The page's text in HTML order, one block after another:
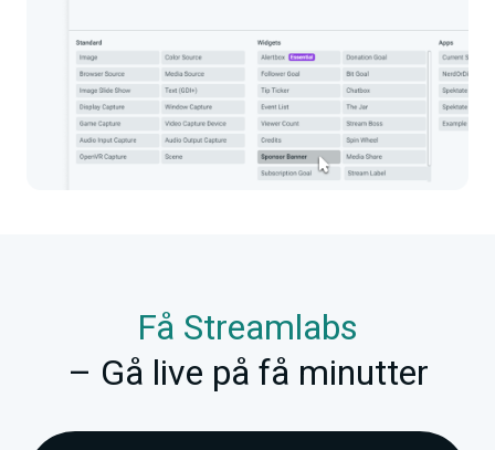
Få Streamlabs
– Gå live på få minutter